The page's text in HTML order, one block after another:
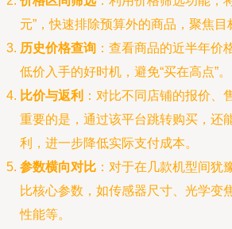
元”，快速排除预算外的商品，聚焦目
历史价格查询 ：查看商品的近半年价
低价入手的好时机，避免“买在高点”。
比价与返利 ：对比不同店铺的报价、
重要的是，通过该平台跳转购买，还
利，进一步降低实际支付成本。
参数横向对比 ：对于在几款机型间犹
比核心参数，如传感器尺寸、光学变
性能等。